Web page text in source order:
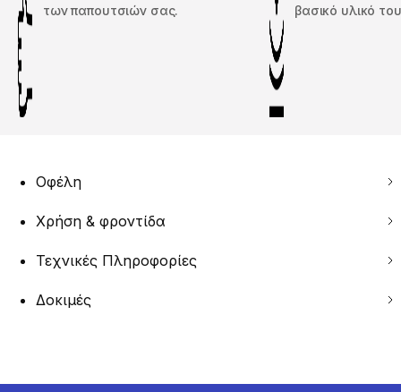
των παπουτσιών σας.
βασικό υλικό
Οφέλη
Χρήση & φροντίδα
Τεχνικές Πληροφορίες
Δοκιμές